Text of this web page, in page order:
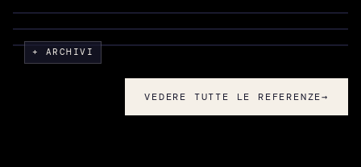
FR
FR
+ ARCHIVI
FR
FRANCE · TOULOUSE
FR
Lafayette
FRANCE · PARIS
VEDERE TUTTE LE REFERENZE→